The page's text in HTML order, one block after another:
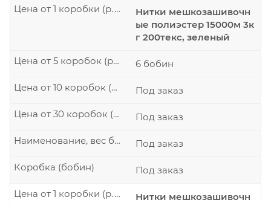
Нитки мешкозашивочн
ые полиэстер 15000м 3к
г 200текс, зеленый
Цена от 1 коробки (р./шт.)
6 бобин
Цена от 5 коробок (р./шт.)
Под заказ
Цена от 10 коробок (р./шт.)
Под заказ
Цена от 30 коробок (р./шт.)
Под заказ
Наименование, вес бобины
Под заказ
Коробка (бобин)
Нитки мешкозашивочн
Цена от 1 коробки (р./шт.)